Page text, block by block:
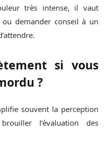
très intense, il vaut
ou demander conseil à un
si vous
?
souvent la perception
l’évaluation des